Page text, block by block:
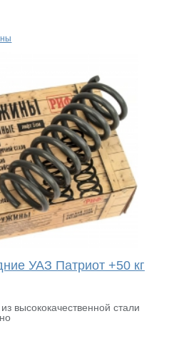
УАЗ Патриот +50 кг
высококачественной стали